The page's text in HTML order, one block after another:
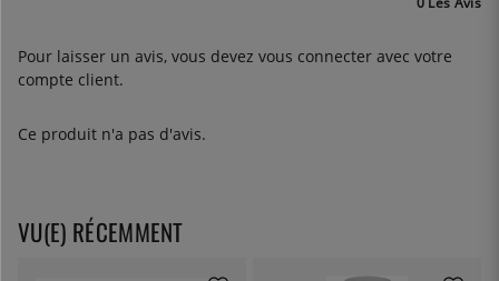
Pour laisser un avis, vous devez vous connecter avec votre
compte client.
Ce produit n'a pas d'avis.
VU(E) RÉCEMMENT